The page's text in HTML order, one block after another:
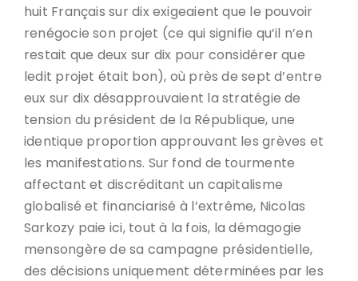
huit Français sur dix exigeaient que le pouvoir
renégocie son projet (ce qui signifie qu’il n’en
restait que deux sur dix pour considérer que
ledit projet était bon), où près de sept d’entre
eux sur dix désapprouvaient la stratégie de
tension du président de la République, une
identique proportion approuvant les grèves et
les manifestations. Sur fond de tourmente
affectant et discréditant un capitalisme
globalisé et financiarisé à l’extrême, Nicolas
Sarkozy paie ici, tout à la fois, la démagogie
mensongère de sa campagne présidentielle,
des décisions uniquement déterminées par les